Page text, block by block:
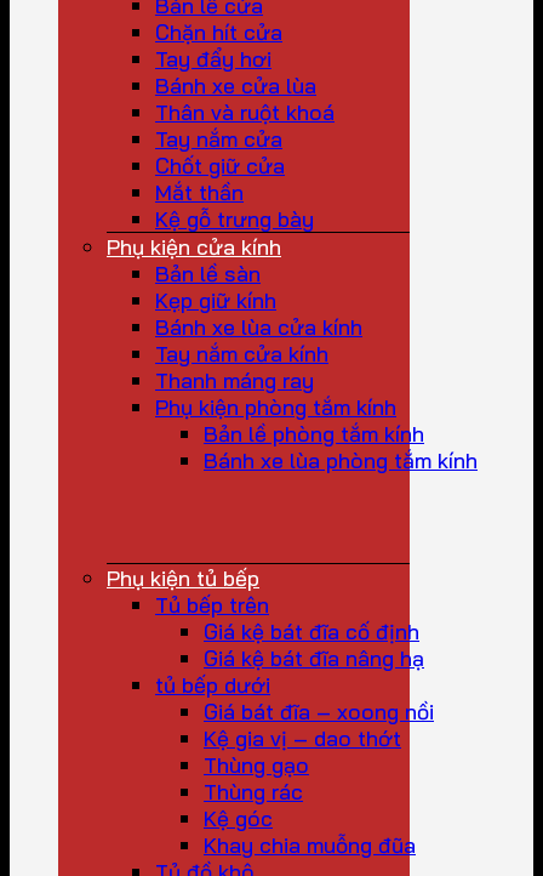
Chặn hít cửa
Tay đẩy hơi
Bánh xe cửa lùa
Thân và ruột khoá
Tay nắm cửa
Chốt giữ cửa
Mắt thần
Kệ gỗ trưng bày
Phụ kiện cửa kính
Bản lề sàn
Kẹp giữ kính
Bánh xe lùa cửa kính
Tay nắm cửa kính
Thanh máng ray
Phụ kiện phòng tắm kính
Bản lề phòng tắm kính
Bánh xe lùa phòng tắm kính
Phụ kiện tủ bếp
Tủ bếp trên
Giá kệ bát đĩa cố định
Giá kệ bát đĩa nâng hạ
tủ bếp dưới
Giá bát đĩa – xoong nồi
Kệ gia vị – dao thớt
Thùng gạo
Thùng rác
Kệ góc
Khay chia muỗng đũa